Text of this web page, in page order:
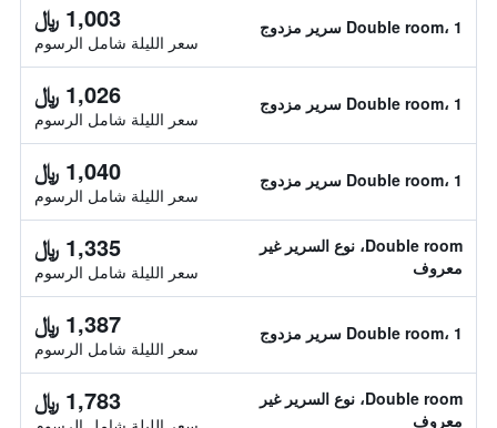
Double room، 1 سرير مزدوج 1,003 ﷼
سعر الليلة شامل الرسوم
Double room، 1 سرير مزدوج 1,026 ﷼
سعر الليلة شامل الرسوم
Double room، 1 سرير مزدوج 1,040 ﷼
سعر الليلة شامل الرسوم
Double room، نوع السرير غير
معروف
1,335 ﷼
سعر الليلة شامل الرسوم
Double room، 1 سرير مزدوج 1,387 ﷼
سعر الليلة شامل الرسوم
Double room، نوع السرير غير
معروف
1,783 ﷼